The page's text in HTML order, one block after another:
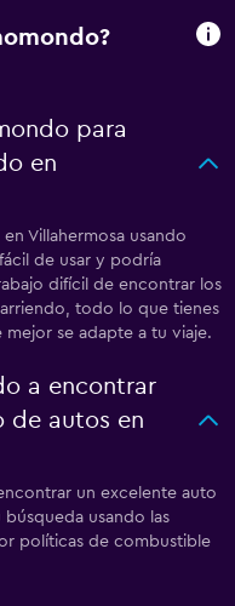
para
en
Villahermosa usando
de usar y podría
difícil de encontrar los
todo lo que tienes
se adapte a tu viaje.
a encontrar
de autos en
un excelente auto
usando las
políticas de combustible